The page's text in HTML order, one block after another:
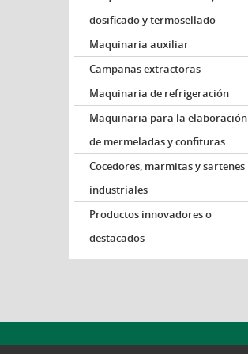
dosificado y termosellado
Maquinaria auxiliar
Campanas extractoras
Maquinaria de refrigeración
Maquinaria para la elaboración
de mermeladas y confituras
Cocedores, marmitas y sartenes
industriales
Productos innovadores o
destacados